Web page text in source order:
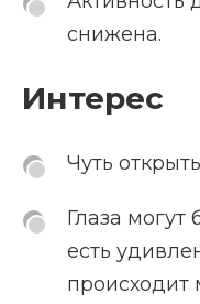
снижена.
Интерес
Чуть
Глаза
есть
происходит